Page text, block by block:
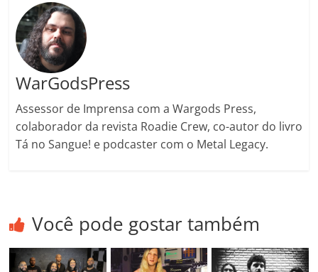
WarGodsPress
Assessor de Imprensa com a Wargods Press,
colaborador da revista Roadie Crew, co-autor do livro
Tá no Sangue! e podcaster com o Metal Legacy.
Você pode gostar também